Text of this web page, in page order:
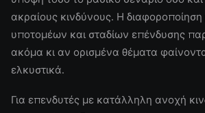
ακραίους κινδύνους. Η διαφοροποίηση
υποτομέων και σταδίων επένδυσης
ακόμα κι αν ορισμένα θέματα
ελκυστικά.
Για επενδυτές με κατάλληλη ανοχή